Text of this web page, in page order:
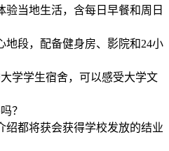
验当地生活，含每日早餐和周日
地段，配备健身房、影院和24小
学学生宿舍，可以感受大学文
？
绍都将获会获得学校发放的结业